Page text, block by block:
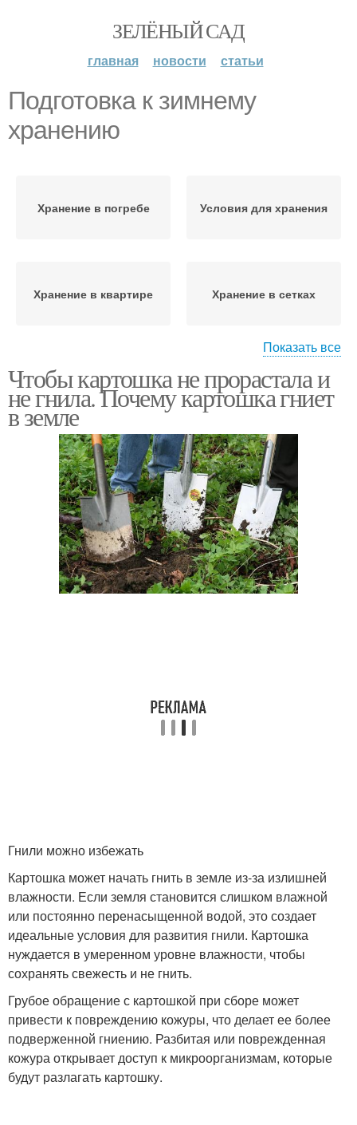
ЗЕЛЁНЫЙ САД
главная новости статьи
Подготовка к зимнему
хранению
Хранение в погребе Условия для хранения
Хранение в квартире Хранение в сетках
Картофель для зимнего
хранения
Подготовка к хранению
Хранение в
холодильнике
Хранение в яме
Памятка по хранению
Показать все
Чтобы картошка не прорастала и
не гнила. Почему картошка гниет
в земле
Гнили можно избежать
Картошка может начать гнить в земле из-за излишней
влажности. Если земля становится слишком влажной
или постоянно перенасыщенной водой, это создает
идеальные условия для развития гнили. Картошка
нуждается в умеренном уровне влажности, чтобы
сохранять свежесть и не гнить.
Грубое обращение с картошкой при сборе может
привести к повреждению кожуры, что делает ее более
подверженной гниению. Разбитая или поврежденная
кожура открывает доступ к микроорганизмам, которые
будут разлагать картошку.